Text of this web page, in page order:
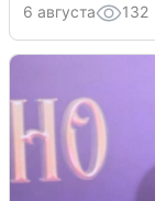
6 августа 132